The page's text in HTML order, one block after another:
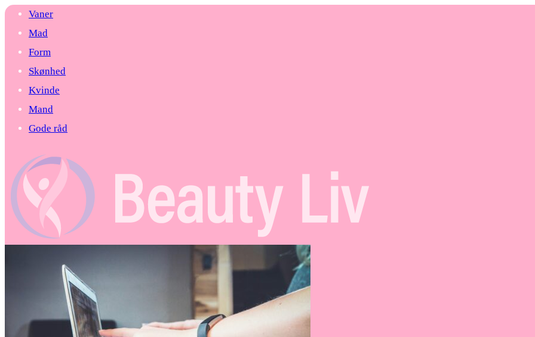
Vaner
Mad
Form
Skønhed
Kvinde
Mand
Gode råd